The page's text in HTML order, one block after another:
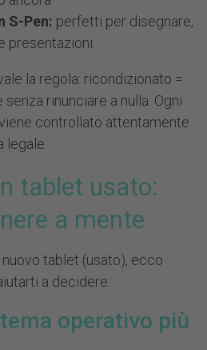
S-Pen: perfetti per disegnare,
presentazioni
la regola: ricondizionato =
rinunciare a nulla. Ogni
controllato attentamente
legale.
tablet usato:
a mente
tablet (usato), ecco
a decidere:
operativo più